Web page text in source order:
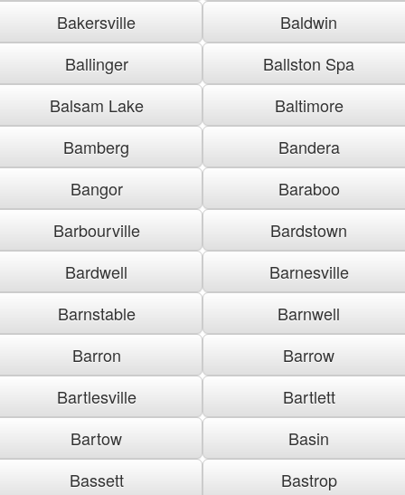
Bakersville
Baldwin
Ballinger
Ballston Spa
Balsam Lake
Baltimore
Bamberg
Bandera
Bangor
Baraboo
Barbourville
Bardstown
Bardwell
Barnesville
Barnstable
Barnwell
Barron
Barrow
Bartlesville
Bartlett
Bartow
Basin
Bassett
Bastrop